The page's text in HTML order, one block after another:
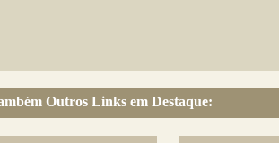
Outros Links em Destaque: